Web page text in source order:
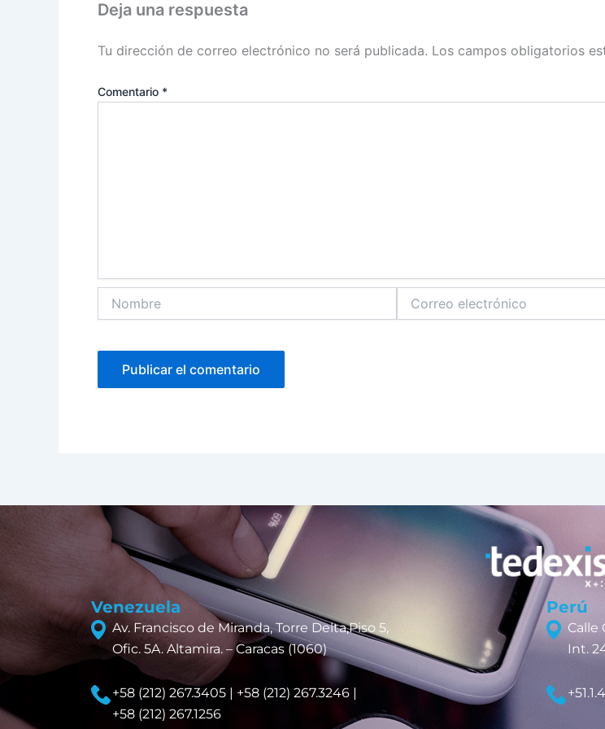
Deja una respuesta
Tu dirección de correo electrónico no será publicada. Los campos obligatorios
Comentario *
electrónico
Venezuela
Av. Francisco de Miranda, Torre Delta,Piso 5,
Ofic. 5A. Altamira. – Caracas (1060)
+58 (212) 267.3405 | +58 (212) 267.3246 |
+58 (212) 267.1256
Perú
Calle
Int.